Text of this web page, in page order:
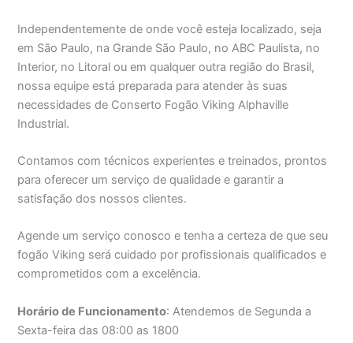
Independentemente de onde você esteja localizado, seja
em São Paulo, na Grande São Paulo, no ABC Paulista, no
Interior, no Litoral ou em qualquer outra região do Brasil,
nossa equipe está preparada para atender às suas
necessidades de Conserto Fogão Viking Alphaville
Industrial.
Contamos com técnicos experientes e treinados, prontos
para oferecer um serviço de qualidade e garantir a
satisfação dos nossos clientes.
Agende um serviço conosco e tenha a certeza de que seu
fogão Viking será cuidado por profissionais qualificados e
comprometidos com a excelência.
Horário de Funcionamento: Atendemos de Segunda a
Sexta-feira das 08:00 as 1800